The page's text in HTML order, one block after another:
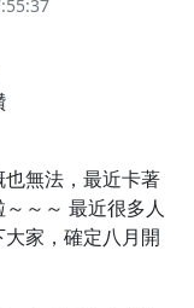
無法，最近卡著
～～ 最近很多人
家，確定八月開